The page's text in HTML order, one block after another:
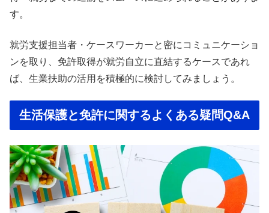
す。
就労支援担当者・ケースワーカーと密にコミュニケーショ
ンを取り、免許取得が就労自立に直結するケースであれ
ば、生業扶助の活用を積極的に検討してみましょう。
生活保護と免許に関するよくある疑問Q&A